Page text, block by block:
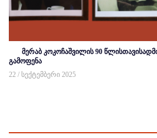
მერაბ კოკოჩაშვილის 90
გამოფენა
22 / სექტემბერი 2025